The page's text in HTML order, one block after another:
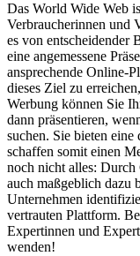
Das World Wide Web
Verbraucherinnen und
es von entscheidender
eine angemessene
ansprechende Online-
dieses Ziel zu
Werbung können Sie
dann präsentieren,
suchen. Sie bieten
schaffen somit einen
noch nicht alles:
auch maßgeblich dazu
Unternehmen
vertrauten Plattform.
Expertinnen und
wenden!